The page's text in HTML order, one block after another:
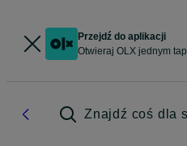
Przejdź do aplikacji
Otwieraj OLX jednym
Znajdź coś dla